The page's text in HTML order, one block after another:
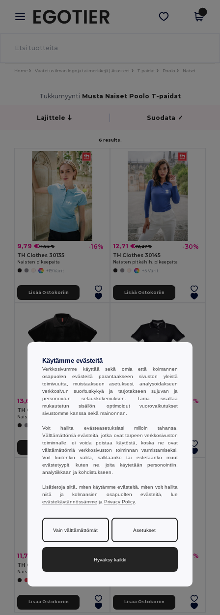
× Egotier-sovellus
Paremmat hinnat appissa!
Hae sovellus
Home Vaatetus ilman logoja tai merkkejä | Asusteet T-paidat Poolo Naiset
Tukkumyynti Musta Naiset Poolo T-paidat
Lajittele Suodata ✓
6 results.
9,79 €11,65 € -16%
TH Clothes 30135
Naisten pikeepaita
+19 Värit
Lisää Ostokoriin
12,71 €18,27 € -30%
TH Clothes 30145
Naisten pitkähih. pikeepaita
+5 Värit
Lisää Ostokoriin
13,69 € 17,62 € -22%
TH Clothes 30262
Naisten pikeepaita
+8 Värit
10,01 € 14,39 € -30%
+3 Värit
11,78 €
TH Clothes 30292
Naisten tekninen poolo
Lisää Ostokoriin
-27%
Naisten pikeepaita
Lisää Ostokoriin
Käytämme evästeitä
Verkkosivumme käyttää sekä omia että kolmannen
osapuolen evästeitä parantaakseen sivuston yleistä
toimivuutta, muistaakseen asetuksesi, analysoidakseen
verkkosivun suorituskykyä ja tarjotakseen sujuvan ja
personoidun selauskokemuksen. Tämä sisältää
mukautetun sisällön, optimoidut vuorovaikutukset
sivustomme kanssa sekä mainonnan.
Voit hallita evästeasetuksiasi milloin tahansa.
Välttämättömiä evästeitä, jotka ovat tarpeen verkkosivuston
toiminnalle, ei voida poistaa käytöstä, koska ne ovat
välttämättömiä verkkosivuston toiminnan varmistamiseksi.
Voit kuitenkin valita, sallitaanko tai estetäänkö muut
evästetyypit, kuten ne, joita käytetään personointiin,
analytiikkaan ja kohdistukseen.
Lisätietoja siitä, miten käytämme evästeitä, miten voit hallita
niitä ja kolmansien osapuolten evästeitä, lue
evästekäytännössämme ja Privacy Policy.
Vain välttämättömät Asetukset
Hyväksy kaikki